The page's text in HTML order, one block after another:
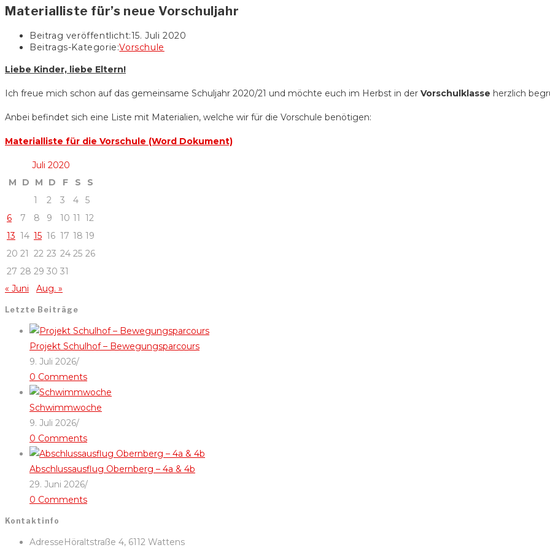
Materialliste für’s neue Vorschuljahr
Beitrag veröffentlicht:15. Juli 2020
Beitrags-Kategorie:Vorschule
Liebe Kinder, liebe Eltern!
Ich freue mich schon auf das gemeinsame Schuljahr 2020/21 und möchte euch im Herbst in der Vorschulklasse herzlich
Anbei befindet sich eine Liste mit Materialien, welche wir für die Vorschule benötigen:
Materialliste für die Vorschule (Word Dokument)
Juli 2020
M
D M D F S
S
1
2 3 4
5
6
7 8 9 10 11 12
13 14 15 16 17 18 19
20 21 22 23 24 25 26
27 28 29 30 31
« Juni
Aug. »
Letzte Beiträge
Projekt Schulhof – Bewegungsparcours
9. Juli 2026/
0 Comments
Schwimmwoche
9. Juli 2026/
0 Comments
Abschlussausflug Obernberg – 4a & 4b
29. Juni 2026/
0 Comments
Kontaktinfo
AdresseHöraltstraße 4, 6112 Wattens